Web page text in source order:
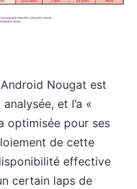
Nougat est
et l’a «
optimisée pour ses
de cette
effective
certain laps de